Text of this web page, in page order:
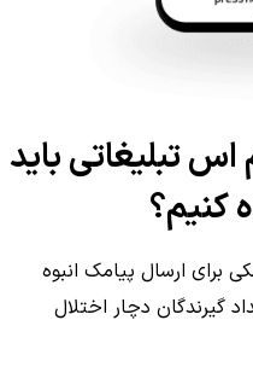
تبلیغاتی باید
کنیم؟
برای ارسال پیامک انبوه
گیرندگان دچار اختلال